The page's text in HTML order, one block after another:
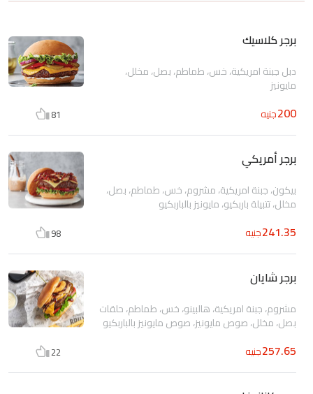
برجر كلاسيك
دبل جبنة امريكية، خس، طماطم، بصل، مخلل،
مايونيز
200جنيه 81
برجر أمريكي
بيكون، جبنة امريكية، مشروم، خس، طماطم، بصل،
مخلل، تتبيلة باربكيو، مايونيز بالباربكيو
241.35جنيه 98
برجر شايان
مشروم، جبنة امريكية، هالبينو، خس، طماطم، حلقات
بصل، مخلل، صوص مايونيز، صوص مايونيز بالباربكيو
257.65جنيه 22